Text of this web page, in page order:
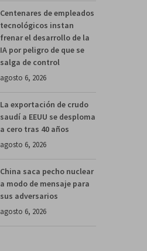
Centenares de empleados
tecnológicos instan
frenar el desarrollo de la
IA por peligro de que se
salga de control
agosto 6, 2026
La exportación de crudo
saudí a EEUU se desploma
a cero tras 40 años
agosto 6, 2026
China saca pecho nuclear
a modo de mensaje para
sus adversarios
agosto 6, 2026